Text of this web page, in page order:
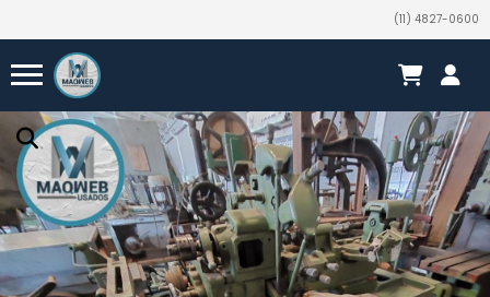
(11) 4827-0600